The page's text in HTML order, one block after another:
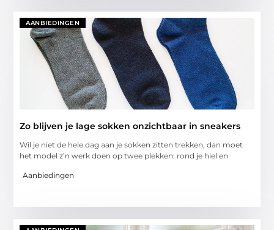
AANBIEDINGEN
Zo blijven je lage sokken onzichtbaar in sneakers
Wil je niet de hele dag aan je sokken zitten trekken, dan moet
het model z’n werk doen op twee plekken: rond je hiel en
Aanbiedingen